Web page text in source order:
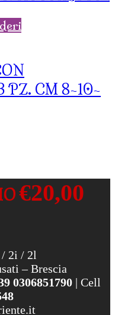
PZ. CM 8-10-
€20,00
2i / 2l
– Brescia
0306851790 | Cell